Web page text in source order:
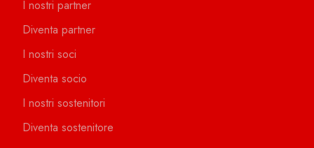
I nostri partner
Diventa partner
I nostri soci
Diventa socio
I nostri sostenitori
Diventa sostenitore